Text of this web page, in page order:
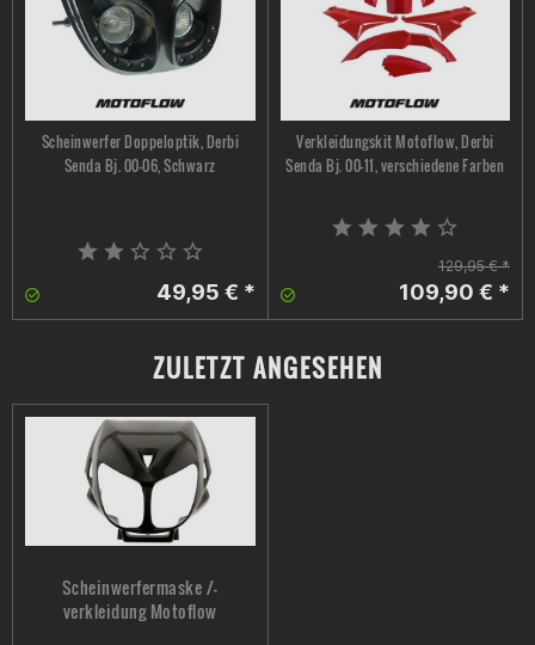
Scheinwerfer Doppeloptik, Derbi
Senda Bj. 00-06, Schwarz
49,95 € *
Verkleidungskit Motoflow, Derbi
Senda Bj. 00-11, verschiedene Farben
129,95 € *
109,90 € *
ZULETZT ANGESEHEN
Scheinwerfermaske /-
verkleidung Motoflow